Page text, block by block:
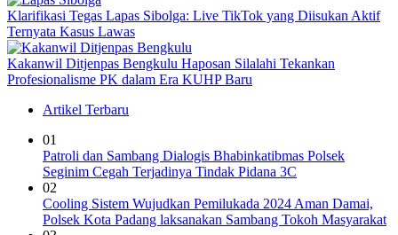
Klarifikasi Tegas Lapas Sibolga: Live TikTok yang Diisukan Aktif
Ternyata Kasus Lawas
Kakanwil Ditjenpas Bengkulu Haposan Silalahi Tekankan
Profesionalisme PK dalam Era KUHP Baru
Artikel Terbaru
01
Patroli dan Sambang Dialogis Bhabinkatibmas Polsek
Seginim Cegah Terjadinya Tindak Pidana 3C
02
Cooling Sistem Wujudkan Pemilukada 2024 Aman Damai,
Polsek Kota Padang laksanakan Sambang Tokoh Masyarakat